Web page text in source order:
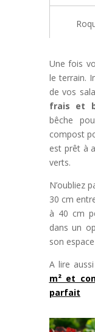
Une fois
le terrain.
de vos
frais et
bêche
compost
est prêt à
verts.
N’oubliez
30 cm
à 40 cm
dans un
son
A lire
m² et
parfait